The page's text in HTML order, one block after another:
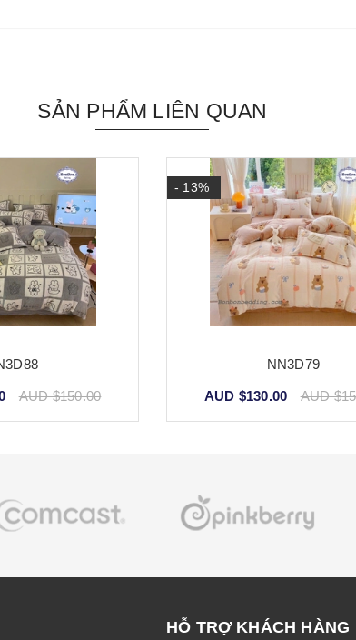
SẢN PHẨM LIÊN QUAN
AUD $150.00
- 13%
NN3D79
AUD $130.00 AUD
HỖ TRỢ KHÁCH HÀNG